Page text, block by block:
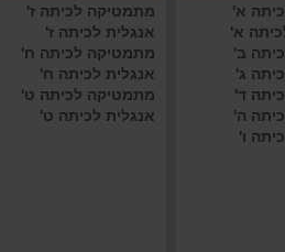
א'
א'
ב'
ג'
ד'
ה'
ו'
מתמטיקה לכיתה ז'
אנגלית לכיתה ז'
מתמטיקה לכיתה ח'
אנגלית לכיתה ח'
מתמטיקה לכיתה ט'
אנגלית לכיתה ט'